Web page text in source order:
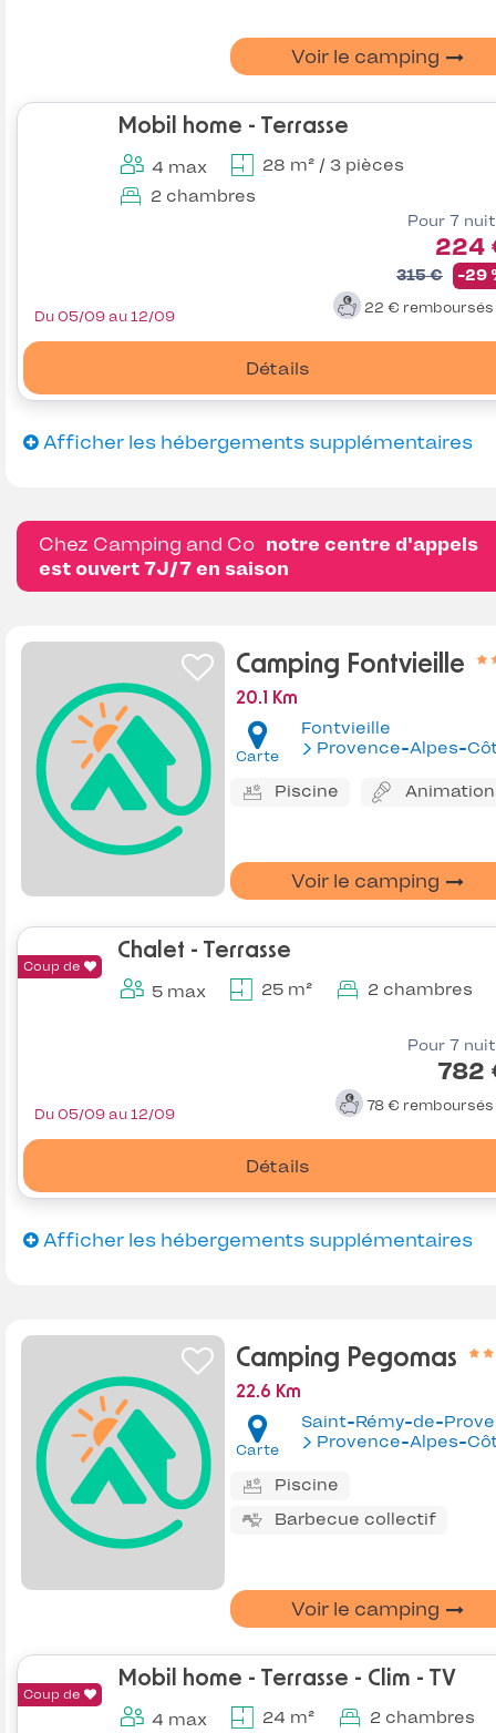
Voir le camping
Mobil home - Terrasse
4 max
28 m² / 3 pièces
2 chambres
Pour 7
224
315 € -29
22 € remboursés
Détails
Du 05/09 au 12/09
Afficher les hébergements supplémentaires
Chez Camping and Co notre centre d'appels
est ouvert 7J/7 en saison
Camping Fontvieille
20.1 Km
Carte
Fontvieille
Provence-Alpes-Côte
Piscine
Voir le camping
Coup de
Chalet - Terrasse
5 max 25 m² 2 chambres
Pour 7
782
78 € remboursés
Détails
Du 05/09 au 12/09
Afficher les hébergements supplémentaires
Camping Pegomas
22.6 Km
Carte Provence-Alpes-Côte
Piscine
Barbecue collectif
Voir le camping
Coup de
Mobil home - Terrasse - Clim - TV
4 max 24 m² 2 chambres